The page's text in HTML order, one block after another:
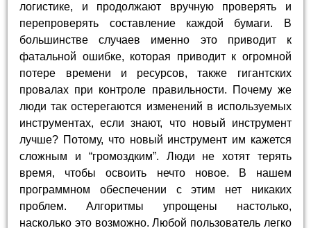
логистике, и продолжают вручную проверять и
перепроверять составление каждой бумаги. В
большинстве случаев именно это приводит к
фатальной ошибке, которая приводит к огромной
потере времени и ресурсов, также гигантских
провалах при контроле правильности. Почему же
люди так остерегаются изменений в используемых
инструментах, если знают, что новый инструмент
лучше? Потому, что новый инструмент им кажется
сложным и “громоздким”. Люди не хотят терять
время, чтобы освоить нечто новое. В нашем
программном обеспечении с этим нет никаких
проблем. Алгоритмы упрощены настолько,
насколько это возможно. Любой пользователь легко